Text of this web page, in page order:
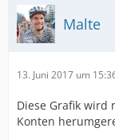
Malte
13. Juni 2017 um
Diese Grafik wird
Konten